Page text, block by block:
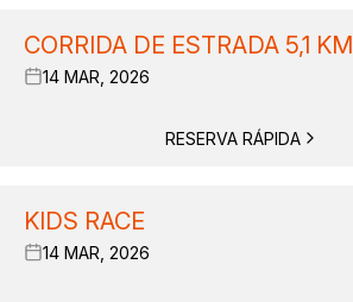
CORRIDA DE ESTRADA 5,1 KM
14 MAR, 2026
RESERVA RÁPIDA
KIDS RACE
14 MAR, 2026